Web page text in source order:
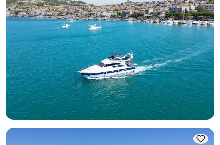
Ayvalık, Balıkesir Nieuwe boot
Luxe jacht Ayvalık 16m: perfect voor zwemmen en feesten
Met kapitein
Motorjacht
Zeilen 12 Pers. · 16.00m
Laagste
33.600 TL
Beschikbaarheid & prijs bekijken